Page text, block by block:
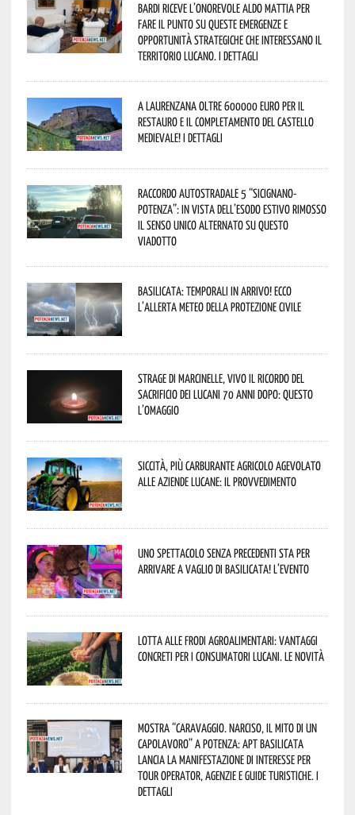
Bardi riceve l’onorevole Aldo Mattia per
fare il punto su queste emergenze e
opportunità strategiche che interessano il
territorio lucano. I dettagli
A Laurenzana oltre 600000 euro per il
restauro e il completamento del Castello
Medievale! I dettagli
Raccordo Autostradale 5 “Sicignano-
Potenza”: in vista dell’esodo estivo rimosso
il senso unico alternato su questo
viadotto
Basilicata: temporali in arrivo! Ecco
l’allerta meteo della Protezione civile
Strage di Marcinelle, vivo il ricordo del
sacrificio dei lucani 70 anni dopo: questo
l’omaggio
Siccità, più carburante agricolo agevolato
alle aziende lucane: il provvedimento
Uno spettacolo senza precedenti sta per
arrivare a Vaglio di Basilicata! L’evento
Lotta alle frodi agroalimentari: vantaggi
concreti per i consumatori lucani. Le novità
Mostra “Caravaggio. Narciso, il mito di un
capolavoro” a Potenza: APT Basilicata
lancia la manifestazione di interesse per
Tour Operator, Agenzie e Guide Turistiche. I
dettagli